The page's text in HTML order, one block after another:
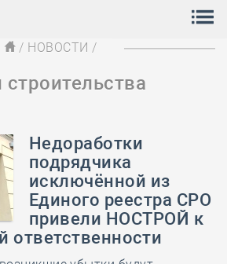
/ НОВОСТИ /
Недоработки
подрядчика
исключённой из
Единого реестра СРО
привели НОСТРОЙ к
ответственности